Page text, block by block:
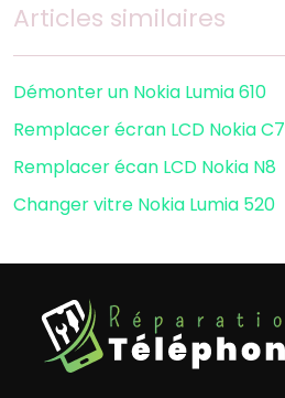
Articles similaires
Démonter un Nokia Lumia 610
Remplacer écran LCD Nokia C7
Remplacer écan LCD Nokia N8
Changer vitre Nokia Lumia 520